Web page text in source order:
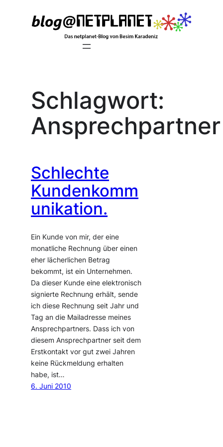
Schlagwort:
Ansprechpartner
Schlechte
Kundenkomm
unikation.
Ein Kunde von mir, der eine
monatliche Rechnung über einen
eher lächerlichen Betrag
bekommt, ist ein Unternehmen.
Da dieser Kunde eine elektronisch
signierte Rechnung erhält, sende
ich diese Rechnung seit Jahr und
Tag an die Mailadresse meines
Ansprechpartners. Dass ich von
diesem Ansprechpartner seit dem
Erstkontakt vor gut zwei Jahren
keine Rückmeldung erhalten
habe, ist…
6. Juni 2010